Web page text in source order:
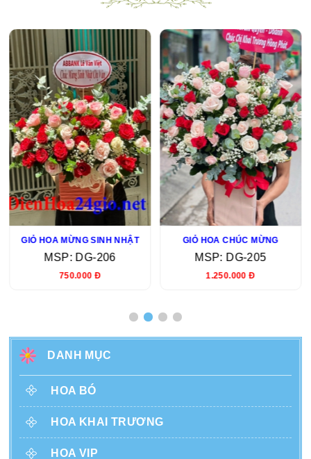
GIỎ HOA MỪNG SINH NHẬT
MSP: DG-206
750.000 Đ
GIỎ HOA CHÚC MỪNG
MSP: DG-205
1.250.000 Đ
DANH MỤC
HOA BÓ
HOA KHAI TRƯƠNG
HOA VIP